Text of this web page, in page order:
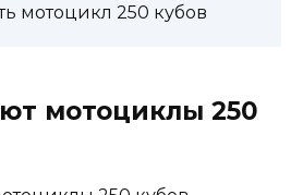
мотоцикл 250 кубов
мотоциклы 250